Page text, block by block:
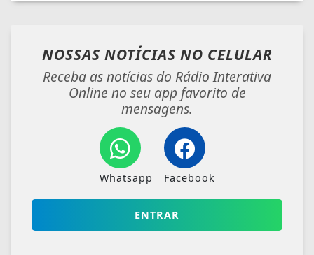
NOSSAS NOTÍCIAS NO CELULAR
Receba as notícias do Rádio Interativa
Online no seu app favorito de
mensagens.
Whatsapp Facebook
ENTRAR